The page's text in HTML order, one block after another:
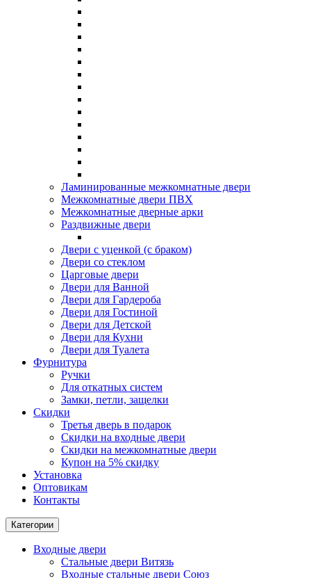
Ламинированные межкомнатные двери
Межкомнатные двери ПВХ
Межкомнатные дверные арки
Раздвижные двери
Двери с уценкой (с браком)
Двери со стеклом
Царговые двери
Двери для Ванной
Двери для Гардероба
Двери для Гостиной
Двери для Детской
Двери для Кухни
Двери для Туалета
Фурнитура
Ручки
Для откатных систем
Замки, петли, защелки
Скидки
Третья дверь в подарок
Скидки на входные двери
Скидки на межкомнатные двери
Купон на 5% скидку
Установка
Оптовикам
Контакты
Категории
Входные двери
Стальные двери Витязь
Входные стальные двери Союз